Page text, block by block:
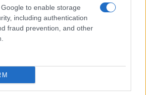
to enable storage
including authentication
fraud prevention, and other
SATIRICHE